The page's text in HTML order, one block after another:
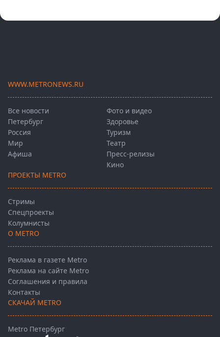
WWW.METRONEWS.RU
Все новости
Петербург
Россия
Мир
Афиша
Фото и видео
Здоровье
Туризм
Театр
Пресс-релизы
Кино
ПРОЕКТЫ METRO
Стримы
Спецпроекты
Колумнисты
О METRO
Реклама в газете Metro
Реклама на сайте Metro
Соглашения и правила
Контакты
СКАЧАЙ METRO
Metro Петербург